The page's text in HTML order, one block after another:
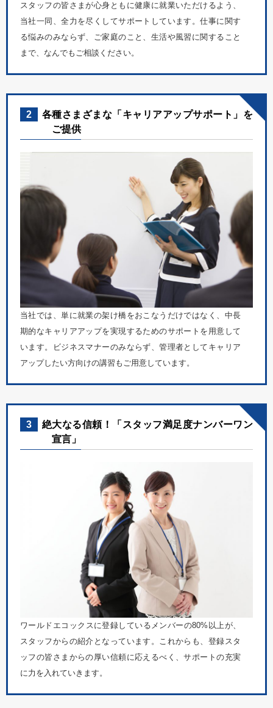
スタッフの皆さまが心身ともに健康に就業いただけるよう、
当社一同、全力を尽くしてサポートしています。仕事に関す
る悩みのみならず、ご家庭のこと、生活や風習に関すること
まで、なんでもご相談ください。
2
各種さまざまな「キャリアアップサポート」を
ご提供
当社では、単に就業の架け橋をおこなうだけではなく、中長
期的なキャリアアップを実現するためのサポートを用意して
います。ビジネスマナーのみならず、管理者としてキャリア
アップしたい方向けの講習もご用意しています。
3
絶大なる信頼！「スタッフ満足度ナンバーワン
宣言」
ワールドエコックスに登録しているメンバーの80%以上が、
スタッフからの紹介となっています。これからも、登録スタ
ッフの皆さまからの厚い信頼に応えるべく、サポートの充実
に力を入れていきます。